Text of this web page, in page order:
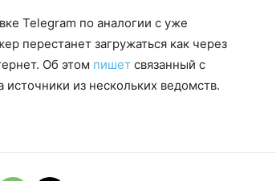
Telegram по аналогии с уже
перестанет загружаться как через
Об этом пишет связанный с
из нескольких ведомств.